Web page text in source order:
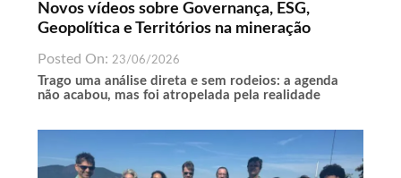
Novos vídeos sobre Governança, ESG,
Geopolítica e Territórios na mineração
Posted On: 23/06/2026
Trago uma análise direta e sem rodeios: a agenda
não acabou, mas foi atropelada pela realidade